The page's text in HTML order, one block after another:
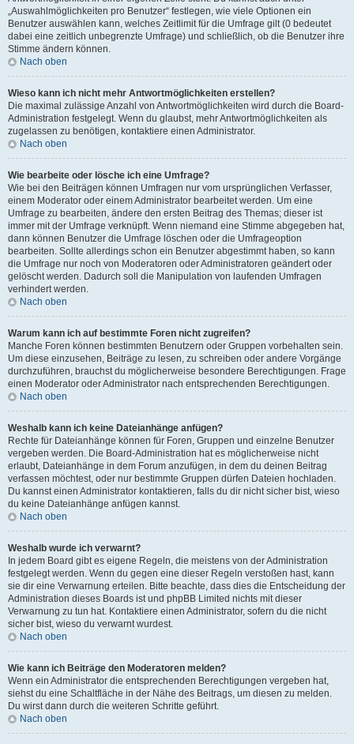
„Auswahlmöglichkeiten pro Benutzer“ festlegen, wie viele Optionen ein
Benutzer auswählen kann, welches Zeitlimit für die Umfrage gilt (0 bedeutet
dabei eine zeitlich unbegrenzte Umfrage) und schließlich, ob die Benutzer ihre
Stimme ändern können.
Nach oben
Wieso kann ich nicht mehr Antwortmöglichkeiten erstellen?
Die maximal zulässige Anzahl von Antwortmöglichkeiten wird durch die Board-
Administration festgelegt. Wenn du glaubst, mehr Antwortmöglichkeiten als
zugelassen zu benötigen, kontaktiere einen Administrator.
Nach oben
Wie bearbeite oder lösche ich eine Umfrage?
Wie bei den Beiträgen können Umfragen nur vom ursprünglichen Verfasser,
einem Moderator oder einem Administrator bearbeitet werden. Um eine
Umfrage zu bearbeiten, ändere den ersten Beitrag des Themas; dieser ist
immer mit der Umfrage verknüpft. Wenn niemand eine Stimme abgegeben hat,
dann können Benutzer die Umfrage löschen oder die Umfrageoption
bearbeiten. Sollte allerdings schon ein Benutzer abgestimmt haben, so kann
die Umfrage nur noch von Moderatoren oder Administratoren geändert oder
gelöscht werden. Dadurch soll die Manipulation von laufenden Umfragen
verhindert werden.
Nach oben
Warum kann ich auf bestimmte Foren nicht zugreifen?
Manche Foren können bestimmten Benutzern oder Gruppen vorbehalten sein.
Um diese einzusehen, Beiträge zu lesen, zu schreiben oder andere Vorgänge
durchzuführen, brauchst du möglicherweise besondere Berechtigungen. Frage
einen Moderator oder Administrator nach entsprechenden Berechtigungen.
Nach oben
Weshalb kann ich keine Dateianhänge anfügen?
Rechte für Dateianhänge können für Foren, Gruppen und einzelne Benutzer
vergeben werden. Die Board-Administration hat es möglicherweise nicht
erlaubt, Dateianhänge in dem Forum anzufügen, in dem du deinen Beitrag
verfassen möchtest, oder nur bestimmte Gruppen dürfen Dateien hochladen.
Du kannst einen Administrator kontaktieren, falls du dir nicht sicher bist, wieso
du keine Dateianhänge anfügen kannst.
Nach oben
Weshalb wurde ich verwarnt?
In jedem Board gibt es eigene Regeln, die meistens von der Administration
festgelegt werden. Wenn du gegen eine dieser Regeln verstoßen hast, kann
sie dir eine Verwarnung erteilen. Bitte beachte, dass dies die Entscheidung der
Administration dieses Boards ist und phpBB Limited nichts mit dieser
Verwarnung zu tun hat. Kontaktiere einen Administrator, sofern du die nicht
sicher bist, wieso du verwarnt wurdest.
Nach oben
Wie kann ich Beiträge den Moderatoren melden?
Wenn ein Administrator die entsprechenden Berechtigungen vergeben hat,
siehst du eine Schaltfläche in der Nähe des Beitrags, um diesen zu melden.
Du wirst dann durch die weiteren Schritte geführt.
Nach oben